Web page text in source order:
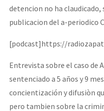
detencion no ha claudicado,
publicacion del a-periodico
[podcast]https://
Entrevista sobre el caso de
sentenciado a 5 años y 9
concientización y difusiòn
pero tambien sobre la